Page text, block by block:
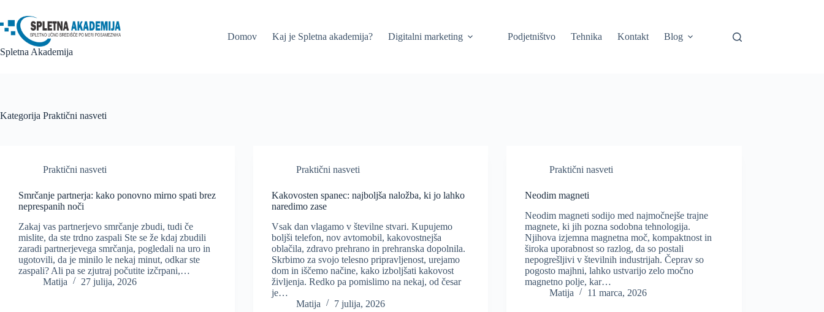
content
Spletna Akademija
Domov Kaj je Spletna akademija? Digitalni marketing Podjetništvo Tehnika Kontakt Blog
Kategorija Praktični nasveti
Praktični nasveti
Smrčanje partnerja: kako ponovno mirno spati brez
neprespanih noči
Zakaj vas partnerjevo smrčanje zbudi, tudi če
mislite, da ste trdno zaspali Ste se že kdaj zbudili
zaradi partnerjevega smrčanja, pogledali na uro in
ugotovili, da je minilo le nekaj minut, odkar ste
zaspali? Ali pa se zjutraj počutite izčrpani,…
Matija
27 julija, 2026
Praktični nasveti
Kakovosten spanec: najboljša naložba, ki jo lahko
naredimo zase
Vsak dan vlagamo v številne stvari. Kupujemo
boljši telefon, nov avtomobil, kakovostnejša
oblačila, zdravo prehrano in prehranska dopolnila.
Skrbimo za svojo telesno pripravljenost, urejamo
dom in iščemo načine, kako izboljšati kakovost
življenja. Redko pa pomislimo na nekaj, od česar
je…
Matija
7 julija, 2026
Praktični nasveti
Neodim magneti
Neodim magneti sodijo med najmočnejše trajne
magnete, ki jih pozna sodobna tehnologija.
Njihova izjemna magnetna moč, kompaktnost in
široka uporabnost so razlog, da so postali
nepogrešljivi v številnih industrijah. Čeprav so
pogosto majhni, lahko ustvarijo zelo močno
magnetno polje, kar…
Matija
11 marca, 2026